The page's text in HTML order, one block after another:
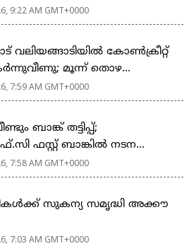
9:22 AM GMT+0000
വലിയങ്ങാടിയിൽ കോൺക്രീറ്റ്
മൂന്ന് തൊഴ...
7:59 AM GMT+0000
ബാങ്ക് തട്ടിപ്പ്;
ഫസ്റ്റ് ബാങ്കിൽ നടന...
7:58 AM GMT+0000
സു​ക​ന്യ സ​മൃ​ദ്ധി അ​ക്കൗ​
7:03 AM GMT+0000